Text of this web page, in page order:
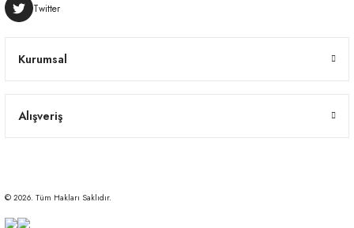
Kurumsal
Alışveriş
Twitter
© 2026. Tüm Hakları Saklıdır.